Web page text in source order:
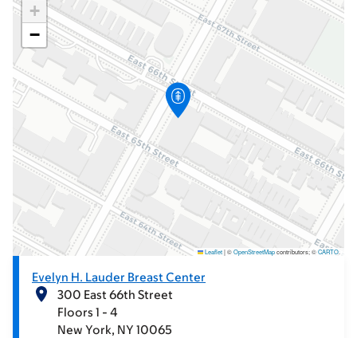
Evelyn H. Lauder Breast Center
300 East 66th Street
Floors 1 - 4
New York NY 10065
+
−
Leaflet|©OpenStreetMapcontributors; ©CARTO.